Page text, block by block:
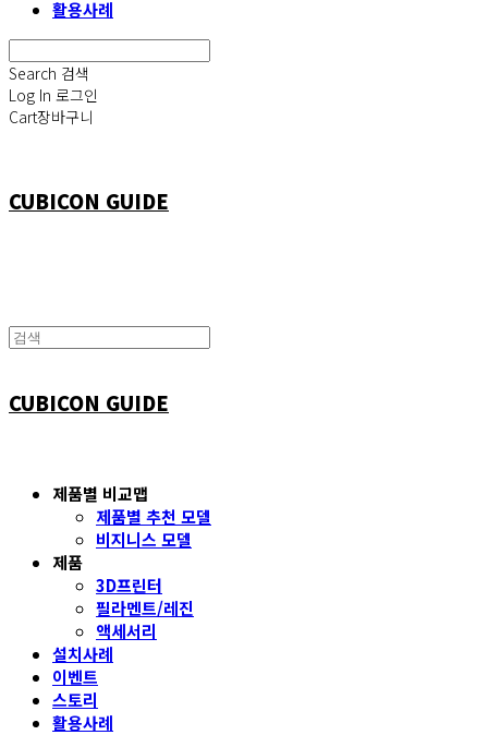
활용사례
Search 검색
Log In 로그인
Cart장바구니
CUBICON GUIDE
CUBICON GUIDE
제품별 비교맵
제품별 추천 모델
비지니스 모델
제품
3D프린터
필라멘트/레진
액세서리
설치사례
이벤트
스토리
활용사례